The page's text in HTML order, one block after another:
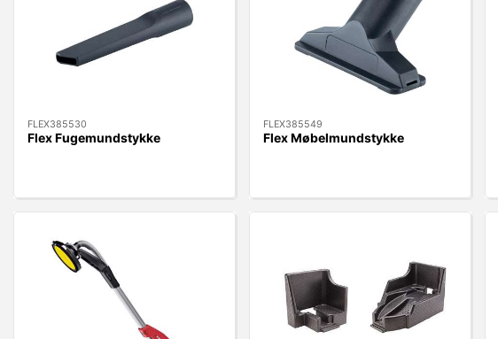
FLEX385530
Flex Fugemundstykke
FLEX385549
Flex Møbelmundstykke